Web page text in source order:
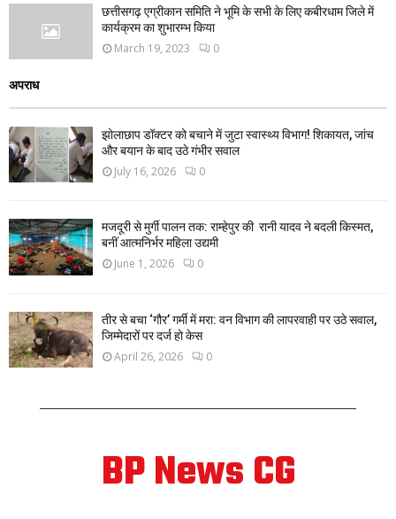
छत्तीसगढ़ एग्रीकान समिति ने भूमि के सभी के लिए कबीरधाम जिले में
कार्यक्रम का शुभारम्भ किया
March 19, 2023 0
अपराध
झोलाछाप डॉक्टर को बचाने में जुटा स्वास्थ्य विभाग! शिकायत, जांच
और बयान के बाद उठे गंभीर सवाल
July 16, 2026 0
मजदूरी से मुर्गी पालन तक: राम्हेपुर की रानी यादव ने बदली किस्मत,
बनीं आत्मनिर्भर महिला उद्यमी
June 1, 2026 0
तीर से बचा ‘गौर’ गर्मी में मरा: वन विभाग की लापरवाही पर उठे सवाल,
जिम्मेदारों पर दर्ज हो केस
April 26, 2026 0
BP News CG